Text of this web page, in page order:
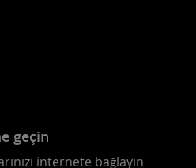
geçin
internete bağlayın